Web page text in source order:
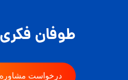
طوفان
درخواست مشاوره